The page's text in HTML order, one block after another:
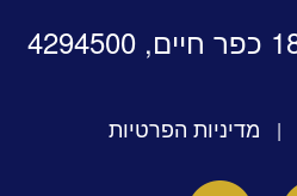
| מדיניות הפרטיות